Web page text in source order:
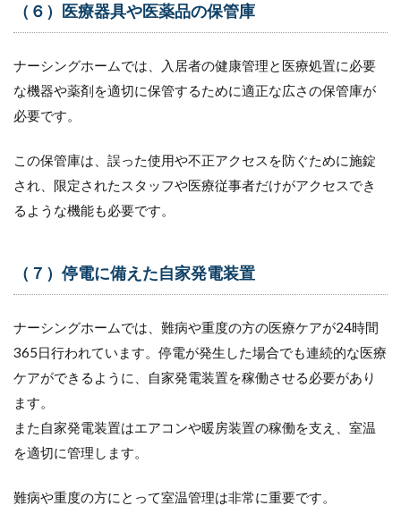
（６）医療器具や医薬品の保管庫
ナーシングホームでは、入居者の健康管理と医療処置に必要
な機器や薬剤を適切に保管するために適正な広さの保管庫が
必要です。
この保管庫は、誤った使用や不正アクセスを防ぐために施錠
され、限定されたスタッフや医療従事者だけがアクセスでき
るような機能も必要です。
（７）停電に備えた自家発電装置
ナーシングホームでは、難病や重度の方の医療ケアが24時間
365日行われています。停電が発生した場合でも連続的な医療
ケアができるように、自家発電装置を稼働させる必要があり
ます。
また自家発電装置はエアコンや暖房装置の稼働を支え、室温
を適切に管理します。
難病や重度の方にとって室温管理は非常に重要です。